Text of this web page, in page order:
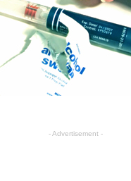
- Advertisement -